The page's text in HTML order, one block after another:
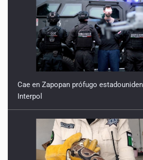
Cae en Zapopan prófugo
Interpol